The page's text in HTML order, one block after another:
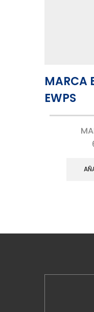
MARCA
EWPS